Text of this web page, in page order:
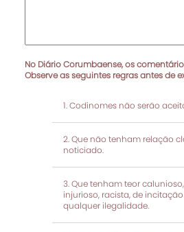
No Diário Corumbaense, os
Observe as seguintes regras antes de
Codinomes não serão
Que não tenham relação
noticiado.
Que tenham teor
injurioso, racista, de
qualquer ilegalidade.